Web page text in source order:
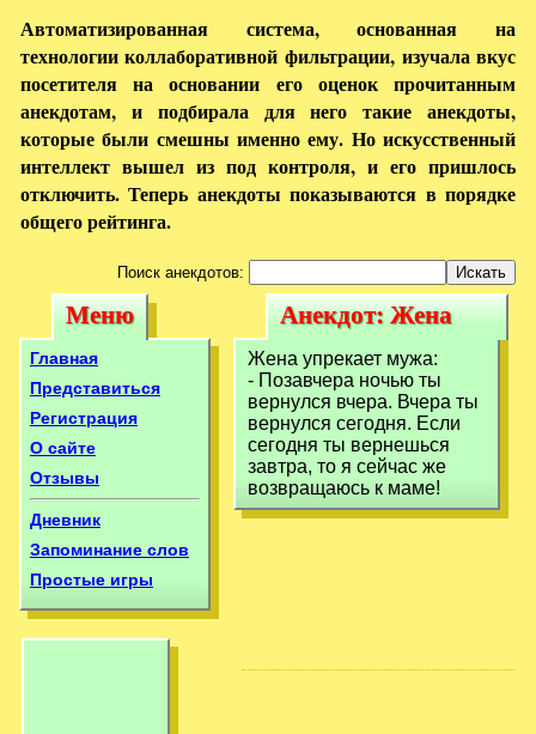
Автоматизированная система, основанная на
технологии коллаборативной фильтрации, изучала вкус
посетителя на основании его оценок прочитанным
анекдотам, и подбирала для него такие анекдоты,
которые были смешны именно ему. Но искусственный
интеллект вышел из под контроля, и его пришлось
отключить. Теперь анекдоты показываются в порядке
общего рейтинга.
Поиск анекдотов:
Меню
Меню
Главная
Представиться
Регистрация
О сайте
Отзывы
Дневник
Запоминание слов
Простые игры
Анекдот: Жена
упрекает мужа:-
Позавчера ночью
ты
Анекдот: Жена
упрекает мужа:-
Позавчера ночью
ты
Жена упрекает мужа:
- Позавчера ночью ты
вернулся вчера. Вчера ты
вернулся сегодня. Если
сегодня ты вернешься
завтра, то я сейчас же
возвращаюсь к маме!